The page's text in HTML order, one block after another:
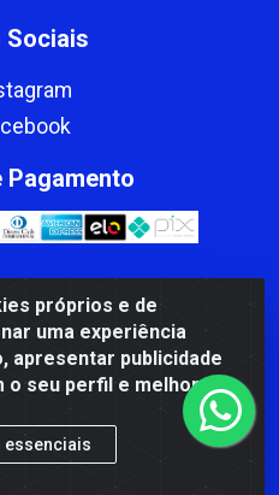
próprios e de
uma experiência
apresentar publicidade
o seu perfil e melhorar a
essenciais
Sociais
Pagamento
LTDA Matriz - av Mauro
Coramara , Cachoeiro de
- CNPJ 00.502.680/0001-41